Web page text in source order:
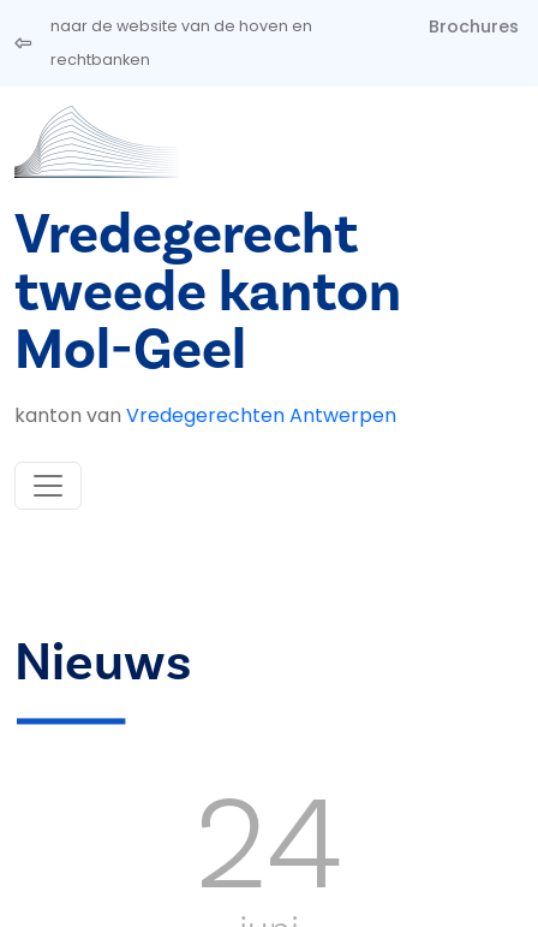
Overslaan en naar de inhoud gaan
naar de website van de hoven en
rechtbanken
Brochures
Vredegerecht
tweede kanton
Mol-Geel
kanton van Vredegerechten Antwerpen
Nieuws
24